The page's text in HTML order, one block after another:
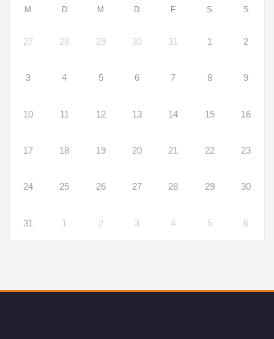
M D M D F S S
27 28 29 30 31 1 2
3 4 5 6 7 8 9
10 11 12 13 14 15 16
17 18 19 20 21 22 23
24 25 26 27 28 29 30
31 1 2 3 4 5 6